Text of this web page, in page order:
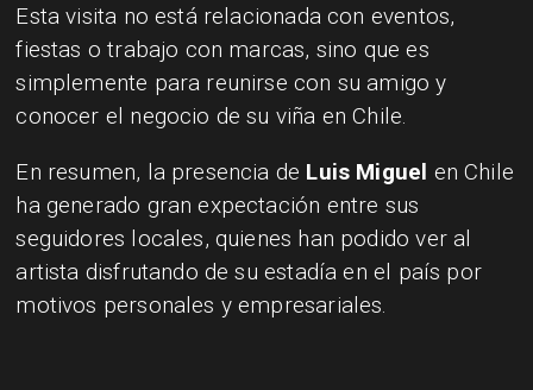
Esta visita no está relacionada con eventos,
fiestas o trabajo con marcas, sino que es
simplemente para reunirse con su amigo y
conocer el negocio de su viña en Chile.
En resumen, la presencia de Luis Miguel en Chile
ha generado gran expectación entre sus
seguidores locales, quienes han podido ver al
artista disfrutando de su estadía en el país por
motivos personales y empresariales.